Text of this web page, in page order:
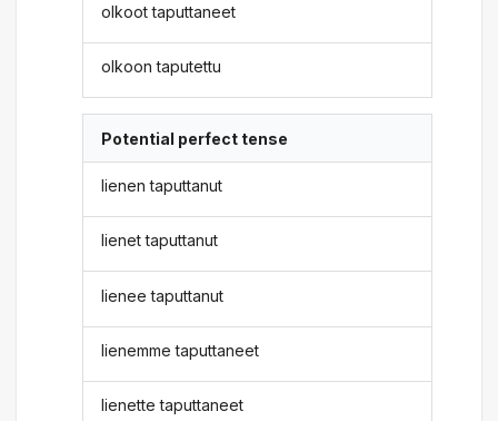
olkoot taputtaneet
olkoon taputettu
Potential perfect tense
lienen taputtanut
lienet taputtanut
lienee taputtanut
lienemme taputtaneet
lienette taputtaneet